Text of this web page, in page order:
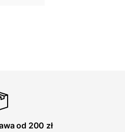
od 200 zł